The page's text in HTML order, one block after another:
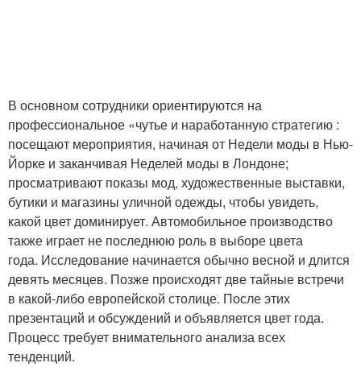
В основном сотрудники ориентируются на
профессиональное «чутье и наработанную стратегию :
посещают мероприятия, начиная от Недели моды в Нью-
Йорке и заканчивая Неделей моды в Лондоне;
просматривают показы мод, художественные выставки,
бутики и магазины уличной одежды, чтобы увидеть,
какой цвет доминирует. Автомобильное производство
также играет не последнюю роль в выборе цвета
года. Исследование начинается обычно весной и длится
девять месяцев. Позже происходят две тайные встречи
в какой-либо европейской столице. После этих
презентаций и обсуждений и объявляется цвет года.
Процесс требует внимательного анализа всех
тенденций.